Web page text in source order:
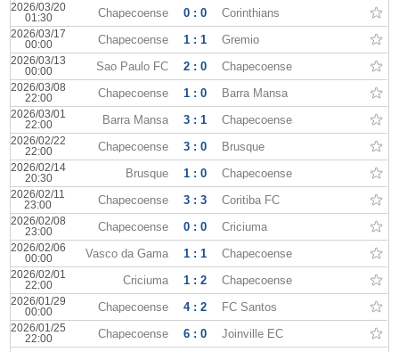
2026/03/20
01:30
Chapecoense 0 : 0 Corinthians
2026/03/17
00:00
Chapecoense 1 : 1 Gremio
2026/03/13
00:00
Sao Paulo FC 2 : 0 Chapecoense
2026/03/08
22:00
Chapecoense 1 : 0 Barra Mansa
2026/03/01
22:00
Barra Mansa 3 : 1 Chapecoense
2026/02/22
22:00
Chapecoense 3 : 0 Brusque
2026/02/14
20:30
Brusque 1 : 0 Chapecoense
2026/02/11
23:00
Chapecoense 3 : 3 Coritiba FC
2026/02/08
23:00
Chapecoense 0 : 0 Criciuma
2026/02/06
00:00
Vasco da Gama 1 : 1 Chapecoense
2026/02/01
22:00
Criciuma 1 : 2 Chapecoense
2026/01/29
00:00
Chapecoense 4 : 2 FC Santos
2026/01/25
22:00
Chapecoense 6 : 0 Joinville EC